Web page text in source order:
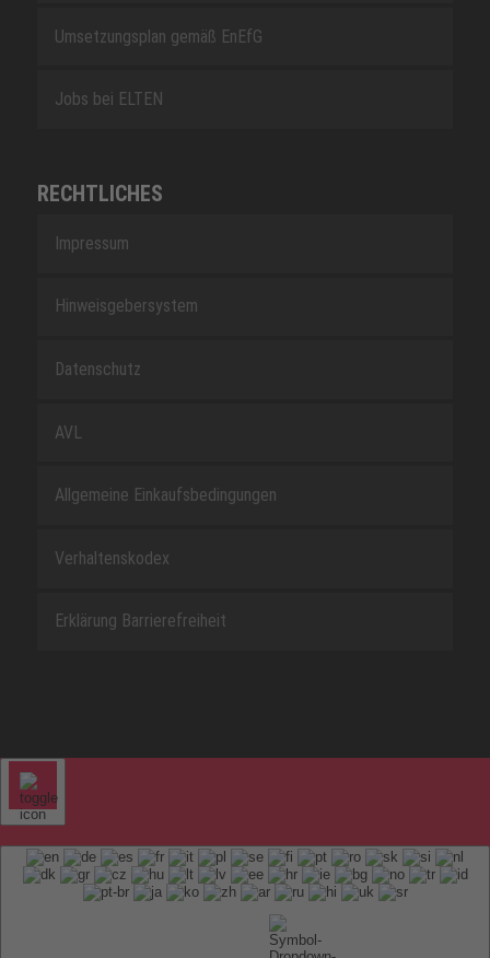
Umsetzungsplan gemäß EnEfG
Jobs bei ELTEN
RECHTLICHES
Impressum
Hinweisgebersystem
Datenschutz
AVL
Allgemeine Einkaufsbedingungen
Verhaltenskodex
Erklärung Barrierefreiheit